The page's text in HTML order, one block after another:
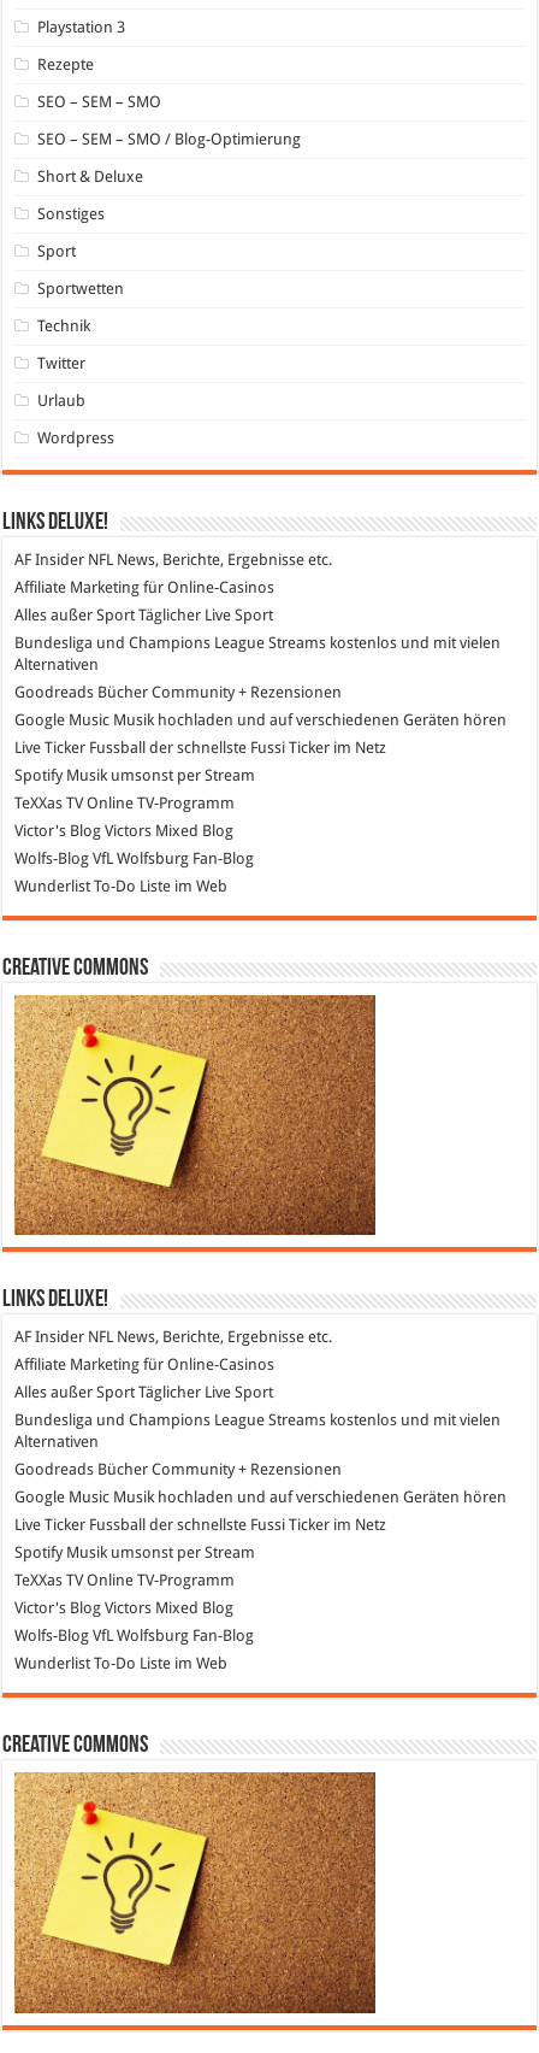
Playstation 3
Rezepte
SEO – SEM – SMO
SEO – SEM – SMO / Blog-Optimierung
Short & Deluxe
Sonstiges
Sport
Sportwetten
Technik
Twitter
Urlaub
Wordpress
Links DeLuXe!
AF Insider NFL News, Berichte, Ergebnisse etc.
Affiliate Marketing für Online-Casinos
Alles außer Sport Täglicher Live Sport
Bundesliga und Champions League Streams kostenlos und mit vielen
Alternativen
Goodreads Bücher Community + Rezensionen
Google Music Musik hochladen und auf verschiedenen Geräten hören
Live Ticker Fussball der schnellste Fussi Ticker im Netz
SpotifyMusik umsonst per Stream
TeXXas TVOnline TV-Programm
Victor's Blog Victors Mixed Blog
Wolfs-Blog VfL Wolfsburg Fan-Blog
Wunderlist To-Do Liste im Web
Creative Commons
Links DeLuXe!
AF Insider NFL News, Berichte, Ergebnisse etc.
Affiliate Marketing für Online-Casinos
Alles außer SportTäglicher Live Sport
Bundesliga und Champions League Streams kostenlos und mit vielen
Alternativen
Goodreads Bücher Community + Rezensionen
Google Music Musik hochladen und auf verschiedenen Geräten hören
Live Ticker Fussball
der schnellste Fussi Ticker im Netz
SpotifyMusik umsonst per Stream
TeXXas TVOnline TV-Programm
Victor's Blog Victors Mixed Blog
Wolfs-Blog VfL Wolfsburg Fan-Blog
WunderlistTo-Do Liste im Web
Creative Commons